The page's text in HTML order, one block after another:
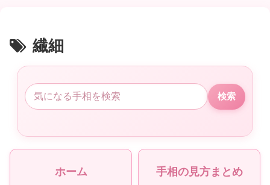
繊細
検索
ホーム 手相の見方まとめ